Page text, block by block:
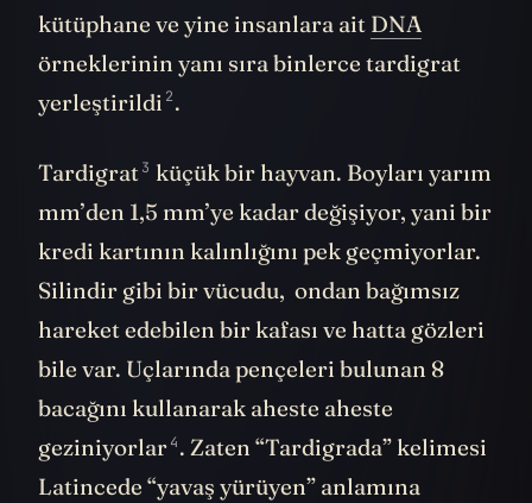
kütüphane ve yine insanlara ait DNA
örneklerinin yanı sıra binlerce tardigrat
yerleştirildi 2.
Tardigrat3 küçük bir hayvan. Boyları yarım
mm’den 1,5 mm’ye kadar değişiyor, yani bir
kredi kartının kalınlığını pek geçmiyorlar.
Silindir gibi bir vücudu, ondan bağımsız
hareket edebilen bir kafası ve hatta gözleri
bile var. Uçlarında pençeleri bulunan 8
bacağını kullanarak aheste aheste
geziniyorlar4. Zaten “Tardigrada” kelimesi
Latincede “yavaş yürüyen” anlamına